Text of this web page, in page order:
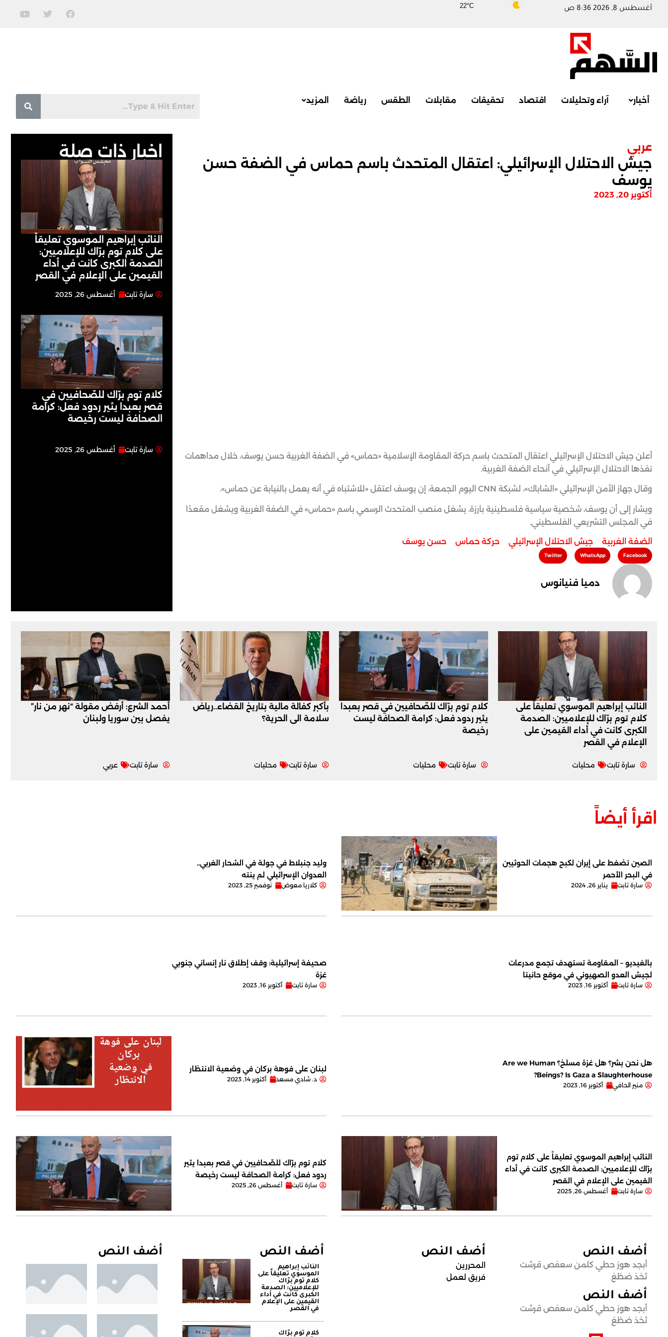
22°C أغسطس 8, 2026 8:36 ص
أخبار آراء وتحليلات اقتصاد تحقيقات مقابلات الطقس رياضة المزيد
اخبار ذات صلة
النائب إبراهيم الموسوي تعليقاً
على كلام توم برّاك للإعلاميين:
الصدمة الكبرى كانت في أداء
القيمين على ‏الإعلام في القصر
سارة تابت أغسطس 26, 2025
كلام توم برّاك للصّحافيين في
قصر بعبدا يثير ردود فعل: كرامة
الصحافة ليست رخيصة
سارة تابت أغسطس 26, 2025
عربي
جيش الاحتلال الإسرائيلي: اعتقال المتحدث باسم حماس في الضفة حسن
يوسف
أكتوبر 20, 2023
أعلن جيش الاحتلال الإسرائيلي اعتقال المتحدث باسم حركة المقاومة الإسلامية «حماس» في الضفة الغربية حسن يوسف، خلال مداهمات
نفذها الاحتلال الإسرائيلي في أنحاء الضفة الغربية.
وقال جهاز الأمن الإسرائيلي «الشاباك»، لشبكة CNN اليوم الجمعة، إن يوسف اعتقل «للاشتباه في أنه يعمل بالنيابة عن حماس».
ويشار إلى أن يوسف، شخصية سياسية فلسطينية بارزة، يشغل منصب المتحدث الرسمي باسم «حماس» في الضفة الغربية ويشغل مقعدًا
في المجلس التشريعي الفلسطيني.
الضفة الغربية جيش الاحتلال الإسرائيلي حركة حماس حسن يوسف
Facebook
WhatsApp
Twitter
دميا فنيانوس
النائب إبراهيم الموسوي تعليقاً على
كلام توم برّاك للإعلاميين: الصدمة
الكبرى كانت في أداء القيمين على
‏الإعلام في القصر
سارة تابت محليات
كلام توم برّاك للصّحافيين في قصر بعبدا
يثير ردود فعل: كرامة الصحافة ليست
رخيصة
سارة تابت محليات
بأكبر كفالة مالية بتاريخ القضاء..رياض
سلامة الى الحرية؟
سارة تابت محليات
أحمد الشرع: أرفض مقولة “نهر من نار”
يفصل بين سوريا ولبنان
سارة تابت عربي
اقرأ أيضاً
الصين تضغط على إيران لكبح هجمات الحوثيين
في البحر الأحمر
سارة تابت يناير 26, 2024
وليد جنبلاط في جولة في الشحار الغربي..
العدوان الإسرائيلي لم ينته
كلاريا معوض نوفمبر 25, 2023
بالفيديو – المقاومة تستهدف تجمع مدرعات
لجيش العدو الصهيوني في موقع حانيتا
سارة تابت أكتوبر 16, 2023
صحيفة إسرائيلية: وقف إطلاق نار إنساني جنوبي
غزة
سارة تابت أكتوبر 16, 2023
هل نحن بشر؟ هل غزة مسلخ؟ Are we Human
Beings? Is Gaza a Slaughterhouse?
منير الحافي أكتوبر 16, 2023
لبنان على فوهة بركان في وضعية الانتظار
د. شادي مسعد أكتوبر 14, 2023
النائب إبراهيم الموسوي تعليقاً على كلام توم
برّاك للإعلاميين: الصدمة الكبرى كانت في أداء
القيمين على ‏الإعلام في القصر
سارة تابت أغسطس 26, 2025
كلام توم برّاك للصّحافيين في قصر بعبدا يثير
ردود فعل: كرامة الصحافة ليست رخيصة
سارة تابت أغسطس 26, 2025
أضف النص
أبجد هوز حطي كلمن سعفص قرشت
ثخذ ضظغ
أضف النص
أبجد هوز حطي كلمن سعفص قرشت
ثخذ ضظغ
أضف النص
المحررين
فريق لعمل
أضف النص
النائب إبراهيم
الموسوي تعليقاً على
كلام توم برّاك
للإعلاميين: الصدمة
الكبرى كانت في أداء
القيمين على ‏الإعلام
في القصر
كلام توم برّاك
أضف النص